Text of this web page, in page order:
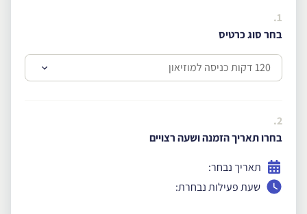
1.
בחר סוג כרטיס
2.
בחרו תאריך הזמנה ושעה רצויים
תאריך נבחר:
שעת פעילות נבחרת: